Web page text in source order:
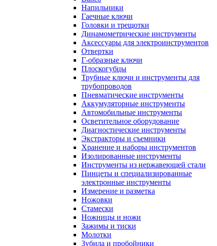
Напильники
Гаечные ключи
Головки и трещотки
Динамометрические инструменты
Аксессуары для электроинструментов
Отвертки
Г-образные ключи
Плоскогубцы
Трубные ключи и инструменты для
трубопроводов
Пневматические инструменты
Аккумуляторные инструменты
Автомобильные инструменты
Осветительное оборудование
Диагностические инструменты
Экстракторы и съемники
Хранение и наборы инструментов
Изолированные инструменты
Инструменты из нержавеющей стали
Пинцеты и специализированные
электронные инструменты
Измерение и разметка
Ножовки
Стамески
Ножницы и ножи
Зажимы и тиски
Молотки
Зубила и пробойники